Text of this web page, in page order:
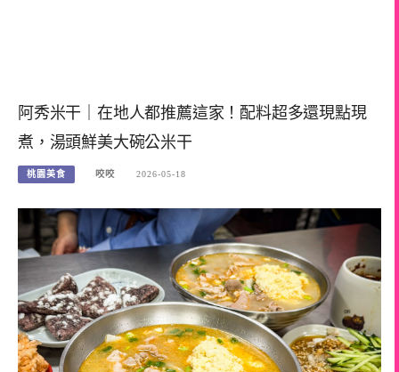
阿秀米干｜在地人都推薦這家！配料超多還現點現
煮，湯頭鮮美大碗公米干
桃園美食 咬咬 2026-05-18